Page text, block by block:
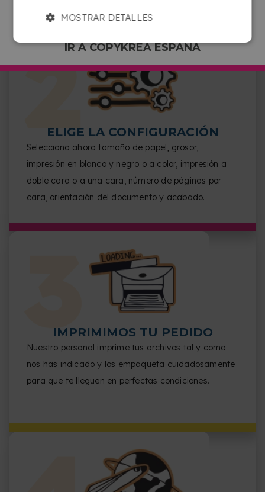
IR A COPYKREA ESPAÑA
ELIGE LA CONFIGURACIÓN
Selecciona ahora tamaño de papel, grosor,
impresión en blanco y negro o a color, impresión a
doble cara o a una cara, número de páginas por
cara, orientación del documento y acabado.
IMPRIMIMOS TU PEDIDO
Nuestro personal imprime tus archivos tal y como
nos has indicado y los empaqueta cuidadosamente
para que te lleguen en perfectas condiciones.
MOSTRAR DETALLES